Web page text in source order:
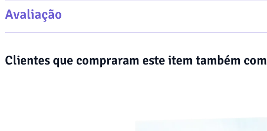
Avaliação
Clientes que compraram este item também